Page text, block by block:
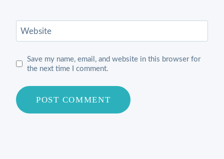
Website
Save my name, email, and website in this browser for
the next time I comment.